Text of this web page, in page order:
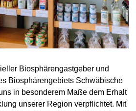
Biosphärengastgeber und
Biosphärengebiets Schwäbische
in besonderem Maße dem Erhalt
unserer Region verpflichtet. Mit